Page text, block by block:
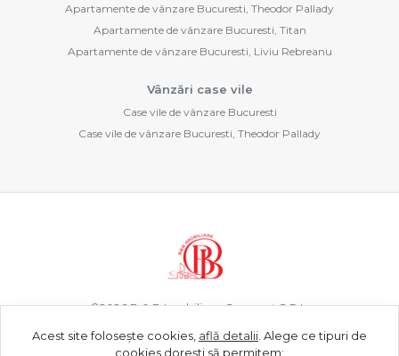
Apartamente de vânzare Bucuresti, Theodor Pallady
Apartamente de vânzare Bucuresti, Titan
Apartamente de vânzare Bucuresti, Liviu Rebreanu
Vânzări case vile
Case vile de vânzare Bucuresti
Case vile de vânzare Bucuresti, Theodor Pallady
©2026B & B Imobiliare Concept S.R.L.
Acest site folosește cookies, află detalii Alege ce tipuri de
cookies dorești să permitem: